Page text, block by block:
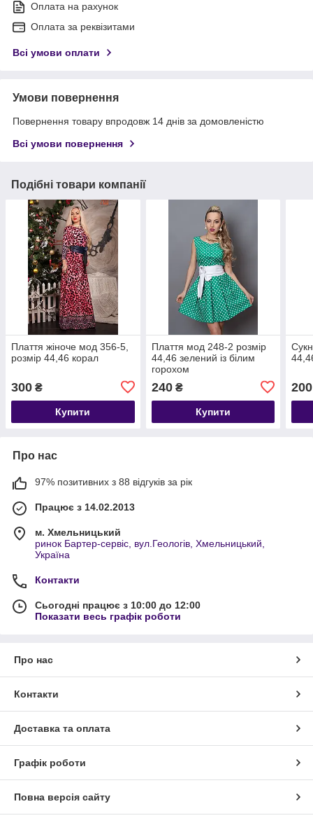
Оплата на рахунок
Оплата за реквізитами
Всі умови оплати
Умови повернення
Повернення товару впродовж 14 днів за домовленістю
Всі умови повернення
Подібні товари компанії
Плаття жіноче мод 356-5,
розмір 44,46 корал
300 ₴
Купити
Плаття мод 248-2 розмір
44,46 зелений із білим
горохом
240₴
Купити
200
Про нас
97% позитивних з 88 відгуків за рік
Працює з 14.02.2013
м. Хмельницький
ринок Бартер-сервіс, вул.Геологів, Хмельницький,
Україна
Контакти
Сьогодні працює з 10:00 до 12:00
Показати весь графік роботи
Про нас
Контакти
Доставка та оплата
Графік роботи
Повна версія сайту